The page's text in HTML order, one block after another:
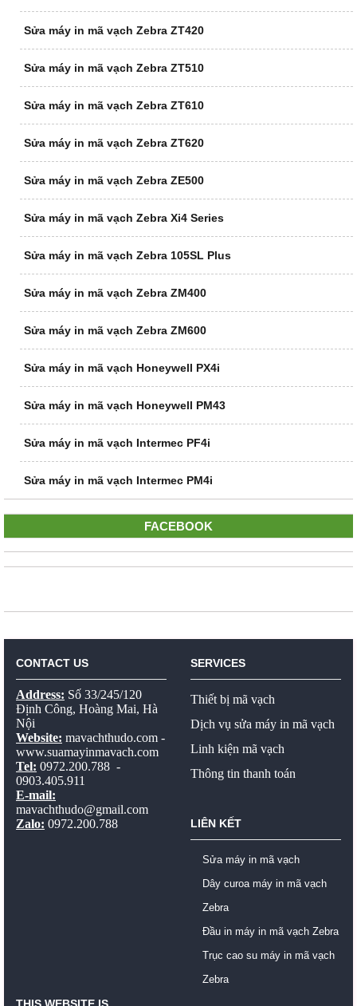
Sửa máy in mã vạch Zebra ZT420
Sửa máy in mã vạch Zebra ZT510
Sửa máy in mã vạch Zebra ZT610
Sửa máy in mã vạch Zebra ZT620
Sửa máy in mã vạch Zebra ZE500
Sửa máy in mã vạch Zebra Xi4 Series
Sửa máy in mã vạch Zebra 105SL Plus
Sửa máy in mã vạch Zebra ZM400
Sửa máy in mã vạch Zebra ZM600
Sửa máy in mã vạch Honeywell PX4i
Sửa máy in mã vạch Honeywell PM43
Sửa máy in mã vạch Intermec PF4i
Sửa máy in mã vạch Intermec PM4i
FACEBOOK
CONTACT US
Address: Số 33/245/120
Định Công, Hoàng Mai, Hà
Nội
Website: mavachthudo.com -
www.suamayinmavach.com
Tel: 0972.200.788 -
0903.405.911
E-mail:
mavachthudo@gmail.com
Zalo: 0972.200.788
SERVICES
Thiết bị mã vạch
Dịch vụ sửa máy in mã vạch
Linh kiện mã vạch
Thông tin thanh toán
LIÊN KẾT
Sửa máy in mã vạch
Dây curoa máy in mã vạch
Zebra
Đầu in máy in mã vạch Zebra
Trục cao su máy in mã vạch
Zebra